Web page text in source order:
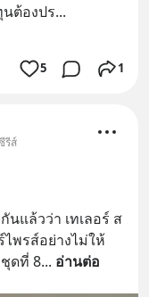
นต้องปร...
5 1
รีส์
แล้วว่า เทเลอร์ ส
พรส์อย่างไม่ให้
ดที่ 8... อ่านต่อ